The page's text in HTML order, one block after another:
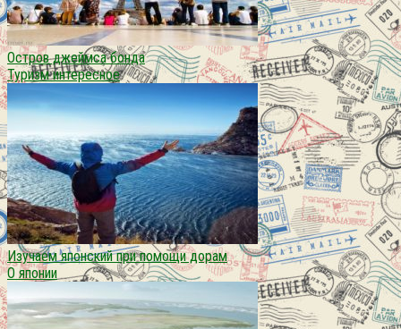
Остров джеймса бонда
Туризм интересное
Изучаем японский при помощи дорам
О японии